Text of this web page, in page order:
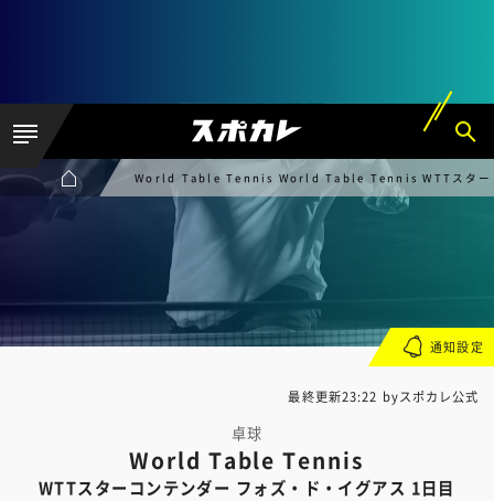
World Table Tennis World Table Tennis WTTスター
最終更新23:22 byスポカレ公式
卓球
World Table Tennis
WTTスターコンテンダー フォズ・ド・イグアス 1日目
通知設定